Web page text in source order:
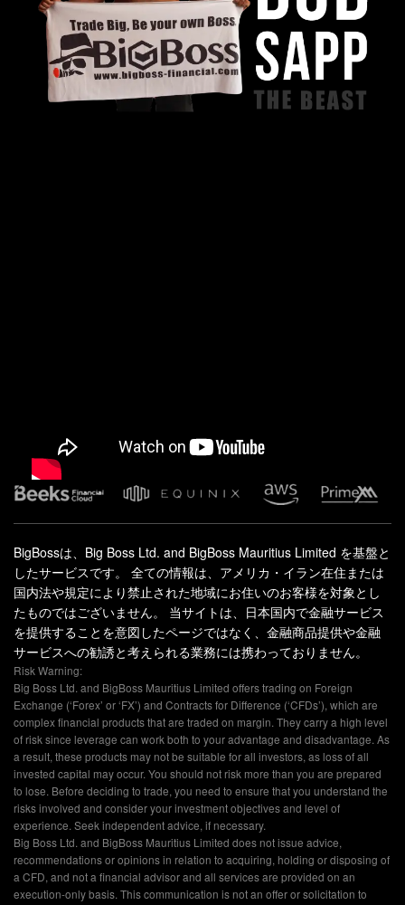
BigBossは、Big Boss Ltd. and BigBoss Mauritius Limited を基盤と
したサービスです。 全ての情報は、アメリカ・イラン在住または
国内法や規定により禁止された地域にお住いのお客様を対象とし
たものではございません。 当サイトは、日本国内で金融サービス
を提供することを意図したページではなく、金融商品提供や金融
サービスへの勧誘と考えられる業務には携わっておりません。
Risk Warning:
Big Boss Ltd. and BigBoss Mauritius Limited offers trading on Foreign
Exchange (‘Forex’ or ‘FX’) and Contracts for Difference (‘CFDs’), which are
complex financial products that are traded on margin. They carry a high level
of risk since leverage can work both to your advantage and disadvantage. As
a result, these products may not be suitable for all investors, as loss of all
invested capital may occur. You should not risk more than you are prepared
to lose. Before deciding to trade, you need to ensure that you understand the
risks involved and consider your investment objectives and level of
experience. Seek independent advice, if necessary.
Big Boss Ltd. and BigBoss Mauritius Limited does not issue advice,
recommendations or opinions in relation to acquiring, holding or disposing of
a CFD, and not a financial advisor and all services are provided on an
execution-only basis. This communication is not an offer or solicitation to